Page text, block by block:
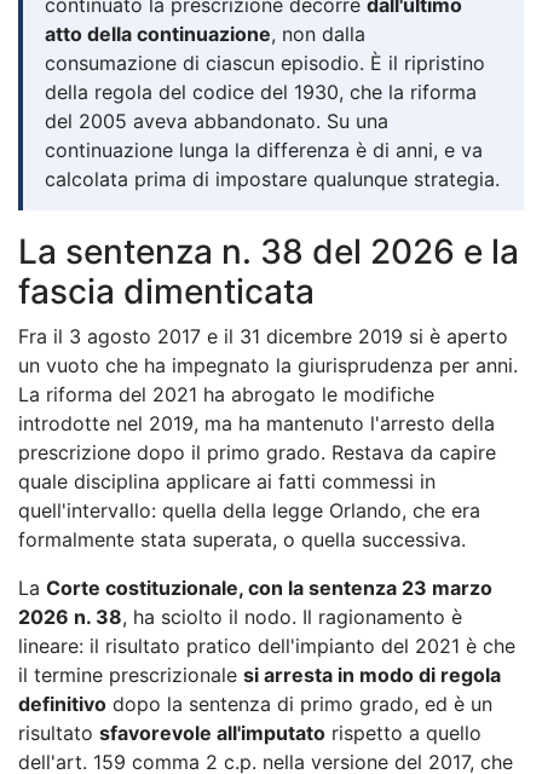
atto della continuazione, non dalla
consumazione di ciascun episodio. È il ripristino
della regola del codice del 1930, che la riforma
del 2005 aveva abbandonato. Su una
continuazione lunga la differenza è di anni, e va
calcolata prima di impostare qualunque strategia.
La sentenza n. 38 del 2026 e la
fascia dimenticata
Fra il 3 agosto 2017 e il 31 dicembre 2019 si è aperto
un vuoto che ha impegnato la giurisprudenza per anni.
La riforma del 2021 ha abrogato le modifiche
introdotte nel 2019, ma ha mantenuto l'arresto della
prescrizione dopo il primo grado. Restava da capire
quale disciplina applicare ai fatti commessi in
quell'intervallo: quella della legge Orlando, che era
formalmente stata superata, o quella successiva.
La Corte costituzionale, con la sentenza 23 marzo
2026 n. 38, ha sciolto il nodo. Il ragionamento è
lineare: il risultato pratico dell'impianto del 2021 è che
il termine prescrizionale si arresta in modo di regola
definitivo dopo la sentenza di primo grado, ed è un
risultato sfavorevole all'imputato rispetto a quello
dell'art. 159 comma 2 c.p. nella versione del 2017, che